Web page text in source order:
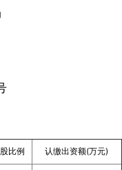
比例 认缴出资额(万元)